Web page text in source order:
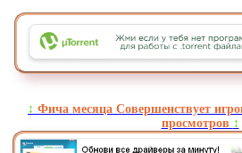
↕️ Фича месяца Совершенствует
просмотров ↕️